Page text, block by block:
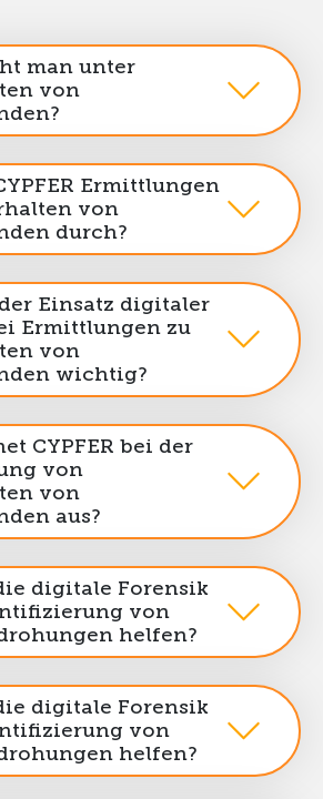
man unter
von
Ermittlungen
von
durch?
Einsatz digitaler
Ermittlungen zu
von
wichtig?
CYPFER bei der
von
von
aus?
digitale Forensik
von
helfen?
digitale Forensik
von
helfen?